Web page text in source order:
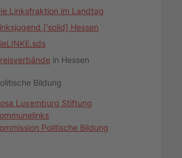
Linksfraktion im Landtag
['solid] Hessen
in Hessen
Bildung
Luxemburg Stiftung
Politische Bildung